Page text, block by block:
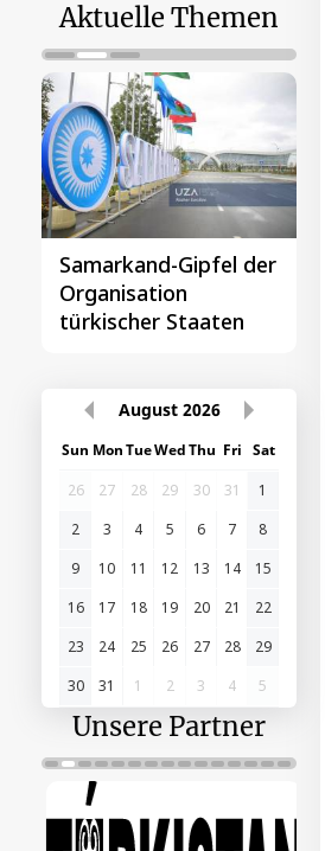
Aktuelle Themen
Samarkand-Gipfel der
Organisation
türkischer Staaten
August 2026
Sun MonTueWedThu Fri Sat
26
27 28 29 30 31
1
2
3 4 5 6 7
8
9
10 11 12 13 14
15
16
17 18 19 20 21
22
23
24 25 26 27 28
29
30
31 1 2 3 4 5
Unsere Partner